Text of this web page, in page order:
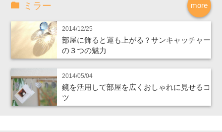
more
ミラー
2014/12/25
部屋に飾ると運も上がる？サンキャッチャー
の３つの魅力
2014/05/04
鏡を活用して部屋を広くおしゃれに見せるコ
ツ